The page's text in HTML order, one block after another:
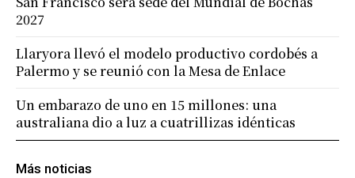
Más noticias
2027
Llaryora llevó el modelo productivo cordobés a
Palermo y se reunió con la Mesa de Enlace
Un embarazo de uno en 15 millones: una
australiana dio a luz a cuatrillizas idénticas